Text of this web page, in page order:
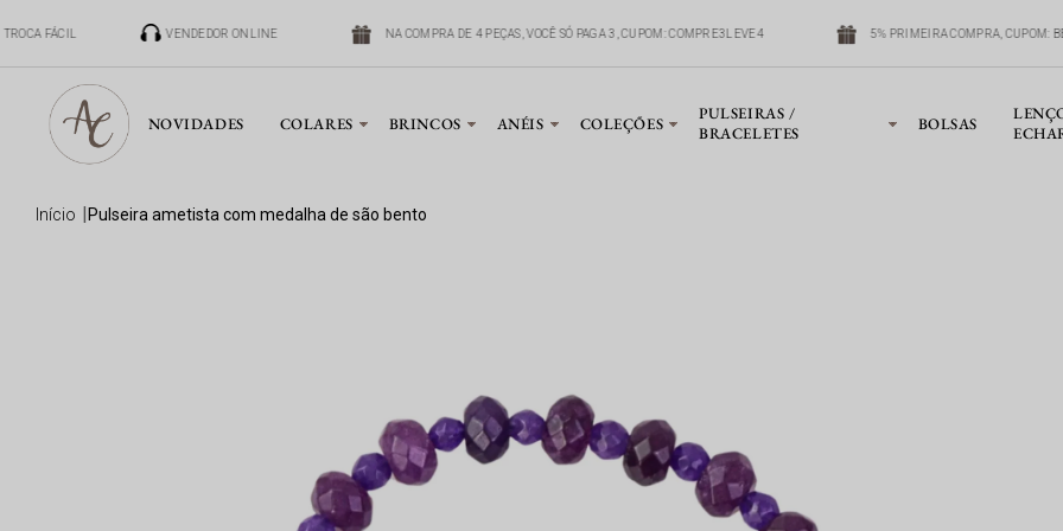
TROCA FÁCIL VENDEDOR ONLINE NA COMPRA DE 4 PEÇAS, VOCÊ SÓ PAGA 3, CUPOM: COMPRE3LEVE4 5% PRIMEIRA COMPRA, CUPOM:
NOVIDADES COLARES BRINCOS ANÉIS COLEÇÕES
PULSEIRAS /
BRACELETES
BOLSAS
início pulseira ametista com medalha de são bento